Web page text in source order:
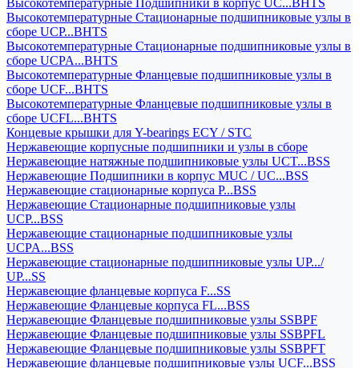
Высокотемпературные Подшипники в корпус UC...BHTS
Высокотемпературные Стационарные подшипниковые узлы в
сборе UCP...BHTS
Высокотемпературные Стационарные подшипниковые узлы в
сборе UCPA...BHTS
Высокотемпературные Фланцевые подшипниковые узлы в
сборе UCF...BHTS
Высокотемпературные Фланцевые подшипниковые узлы в
сборе UCFL...BHTS
Концевые крышки для Y-bearings ECY / STC
Нержавеющие корпусные подшипники и узлы в сборе
Нержавеющие натяжные подшипниковые узлы UCT...BSS
Нержавеющие Подшипники в корпус MUC / UC...BSS
Нержавеющие стационарные корпуса P...BSS
Нержавеющие Стационарные подшипниковые узлы
UCP...BSS
Нержавеющие стационарные подшипниковые узлы
UCPA...BSS
Нержавеющие стационарные подшипниковые узлы UP.../
UP...SS
Нержавеющие фланцевые корпуса F...SS
Нержавеющие Фланцевые корпуса FL...BSS
Нержавеющие Фланцевые подшипниковые узлы SSBPF
Нержавеющие Фланцевые подшипниковые узлы SSBPFL
Нержавеющие Фланцевые подшипниковые узлы SSBPFT
Нержавеющие фланцевые подшипниковые узлы UCF...BSS